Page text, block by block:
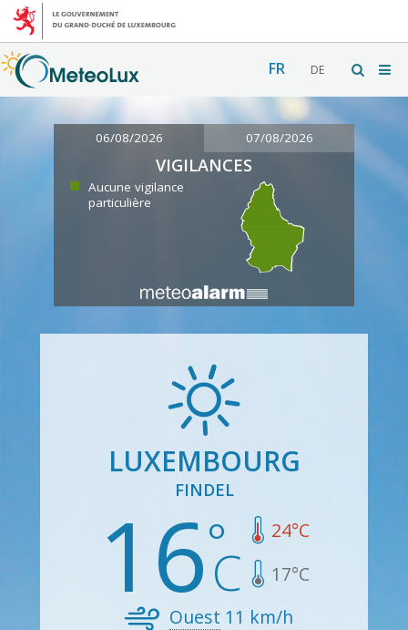
FR DE
06/08/2026 07/08/2026
VIGILANCES
Aucune vigilance
particulière
LUXEMBOURG
FINDEL
16 24°C
17°C
Ouest 11 km/h